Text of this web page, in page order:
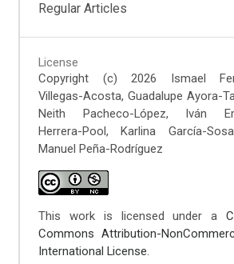
Regular Articles
License
Copyright (c) 2026 Ismael
Villegas-Acosta, Guadalupe Ayora-
Neith Pacheco-López, Iván
Herrera-Pool, Karlina García-
Manuel Peña-Rodríguez
This work is licensed under a
Commons Attribution-
International License.